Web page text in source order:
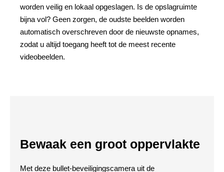
worden veilig en lokaal opgeslagen. Is de opslagruimte
bijna vol? Geen zorgen, de oudste beelden worden
automatisch overschreven door de nieuwste opnames,
zodat u altijd toegang heeft tot de meest recente
videobeelden.
Bewaak een groot oppervlakte
Met deze bullet-beveiligingscamera uit de